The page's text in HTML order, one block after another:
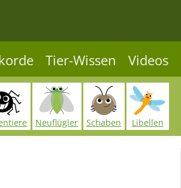
Tier-Wissen Videos
Neuflügler Schaben Libellen